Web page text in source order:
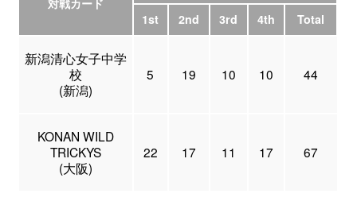
対戦カード
1st
2nd 3rd 4th Total
新潟清心女子中学
校
(新潟)
5 19 10 10 44
KONAN WILD
TRICKYS
(大阪)
22 17 11 17 67